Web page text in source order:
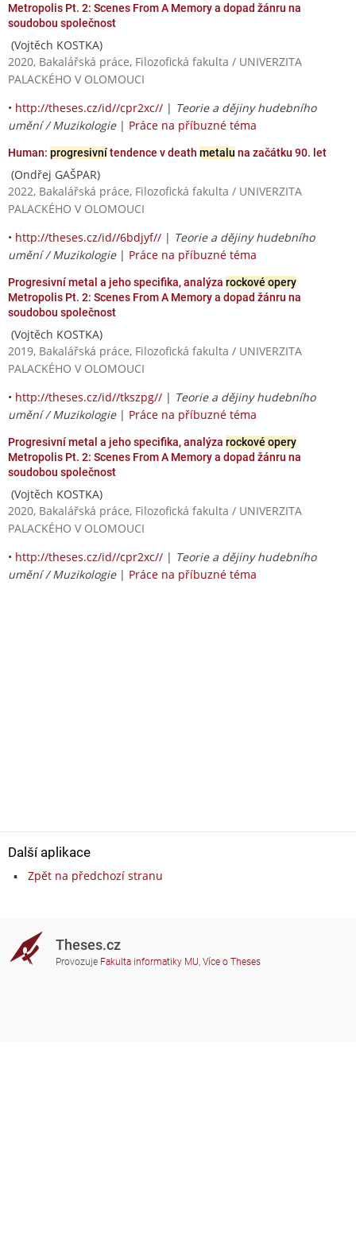
Metropolis Pt. 2: Scenes From A Memory a dopad žánru na
soudobou společnost
(Vojtěch KOSTKA)
2020, Bakalářská práce, Filozofická fakulta / UNIVERZITA
PALACKÉHO V OLOMOUCI
• http://theses.cz/id//cpr2xc// | Teorie a dějiny hudebního
umění / Muzikologie| Práce na příbuzné téma
Human: progresivnítendence v death metalu na začátku 90. let
(Ondřej GAŠPAR)
2022, Bakalářská práce, Filozofická fakulta / UNIVERZITA
PALACKÉHO V OLOMOUCI
• http://theses.cz/id//6bdjyf// | Teorie a dějiny hudebního
umění / Muzikologie| Práce na příbuzné téma
Progresivní metal a jeho specifika, analýza rockové opery
Metropolis Pt. 2: Scenes From A Memory a dopad žánru na
soudobou společnost
(Vojtěch KOSTKA)
2019, Bakalářská práce, Filozofická fakulta / UNIVERZITA
PALACKÉHO V OLOMOUCI
• http://theses.cz/id//tkszpg// | Teorie a dějiny hudebního
umění / Muzikologie| Práce na příbuzné téma
Progresivní metal a jeho specifika, analýza rockové opery
Metropolis Pt. 2: Scenes From A Memory a dopad žánru na
soudobou společnost
(Vojtěch KOSTKA)
2020, Bakalářská práce, Filozofická fakulta / UNIVERZITA
PALACKÉHO V OLOMOUCI
• http://theses.cz/id//cpr2xc// | Teorie a dějiny hudebního
umění / Muzikologie| Práce na příbuzné téma
Další aplikace
Zpět na předchozí stranu
Theses.cz
Provozuje Fakulta informatiky MU, Více o Theses